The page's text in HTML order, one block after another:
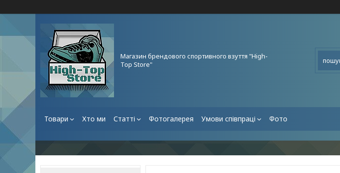
Магазин брендового спортивного взуття "High-
Top Store"
Товари Хто ми Статті Фотогалерея Умови співпраці Фото